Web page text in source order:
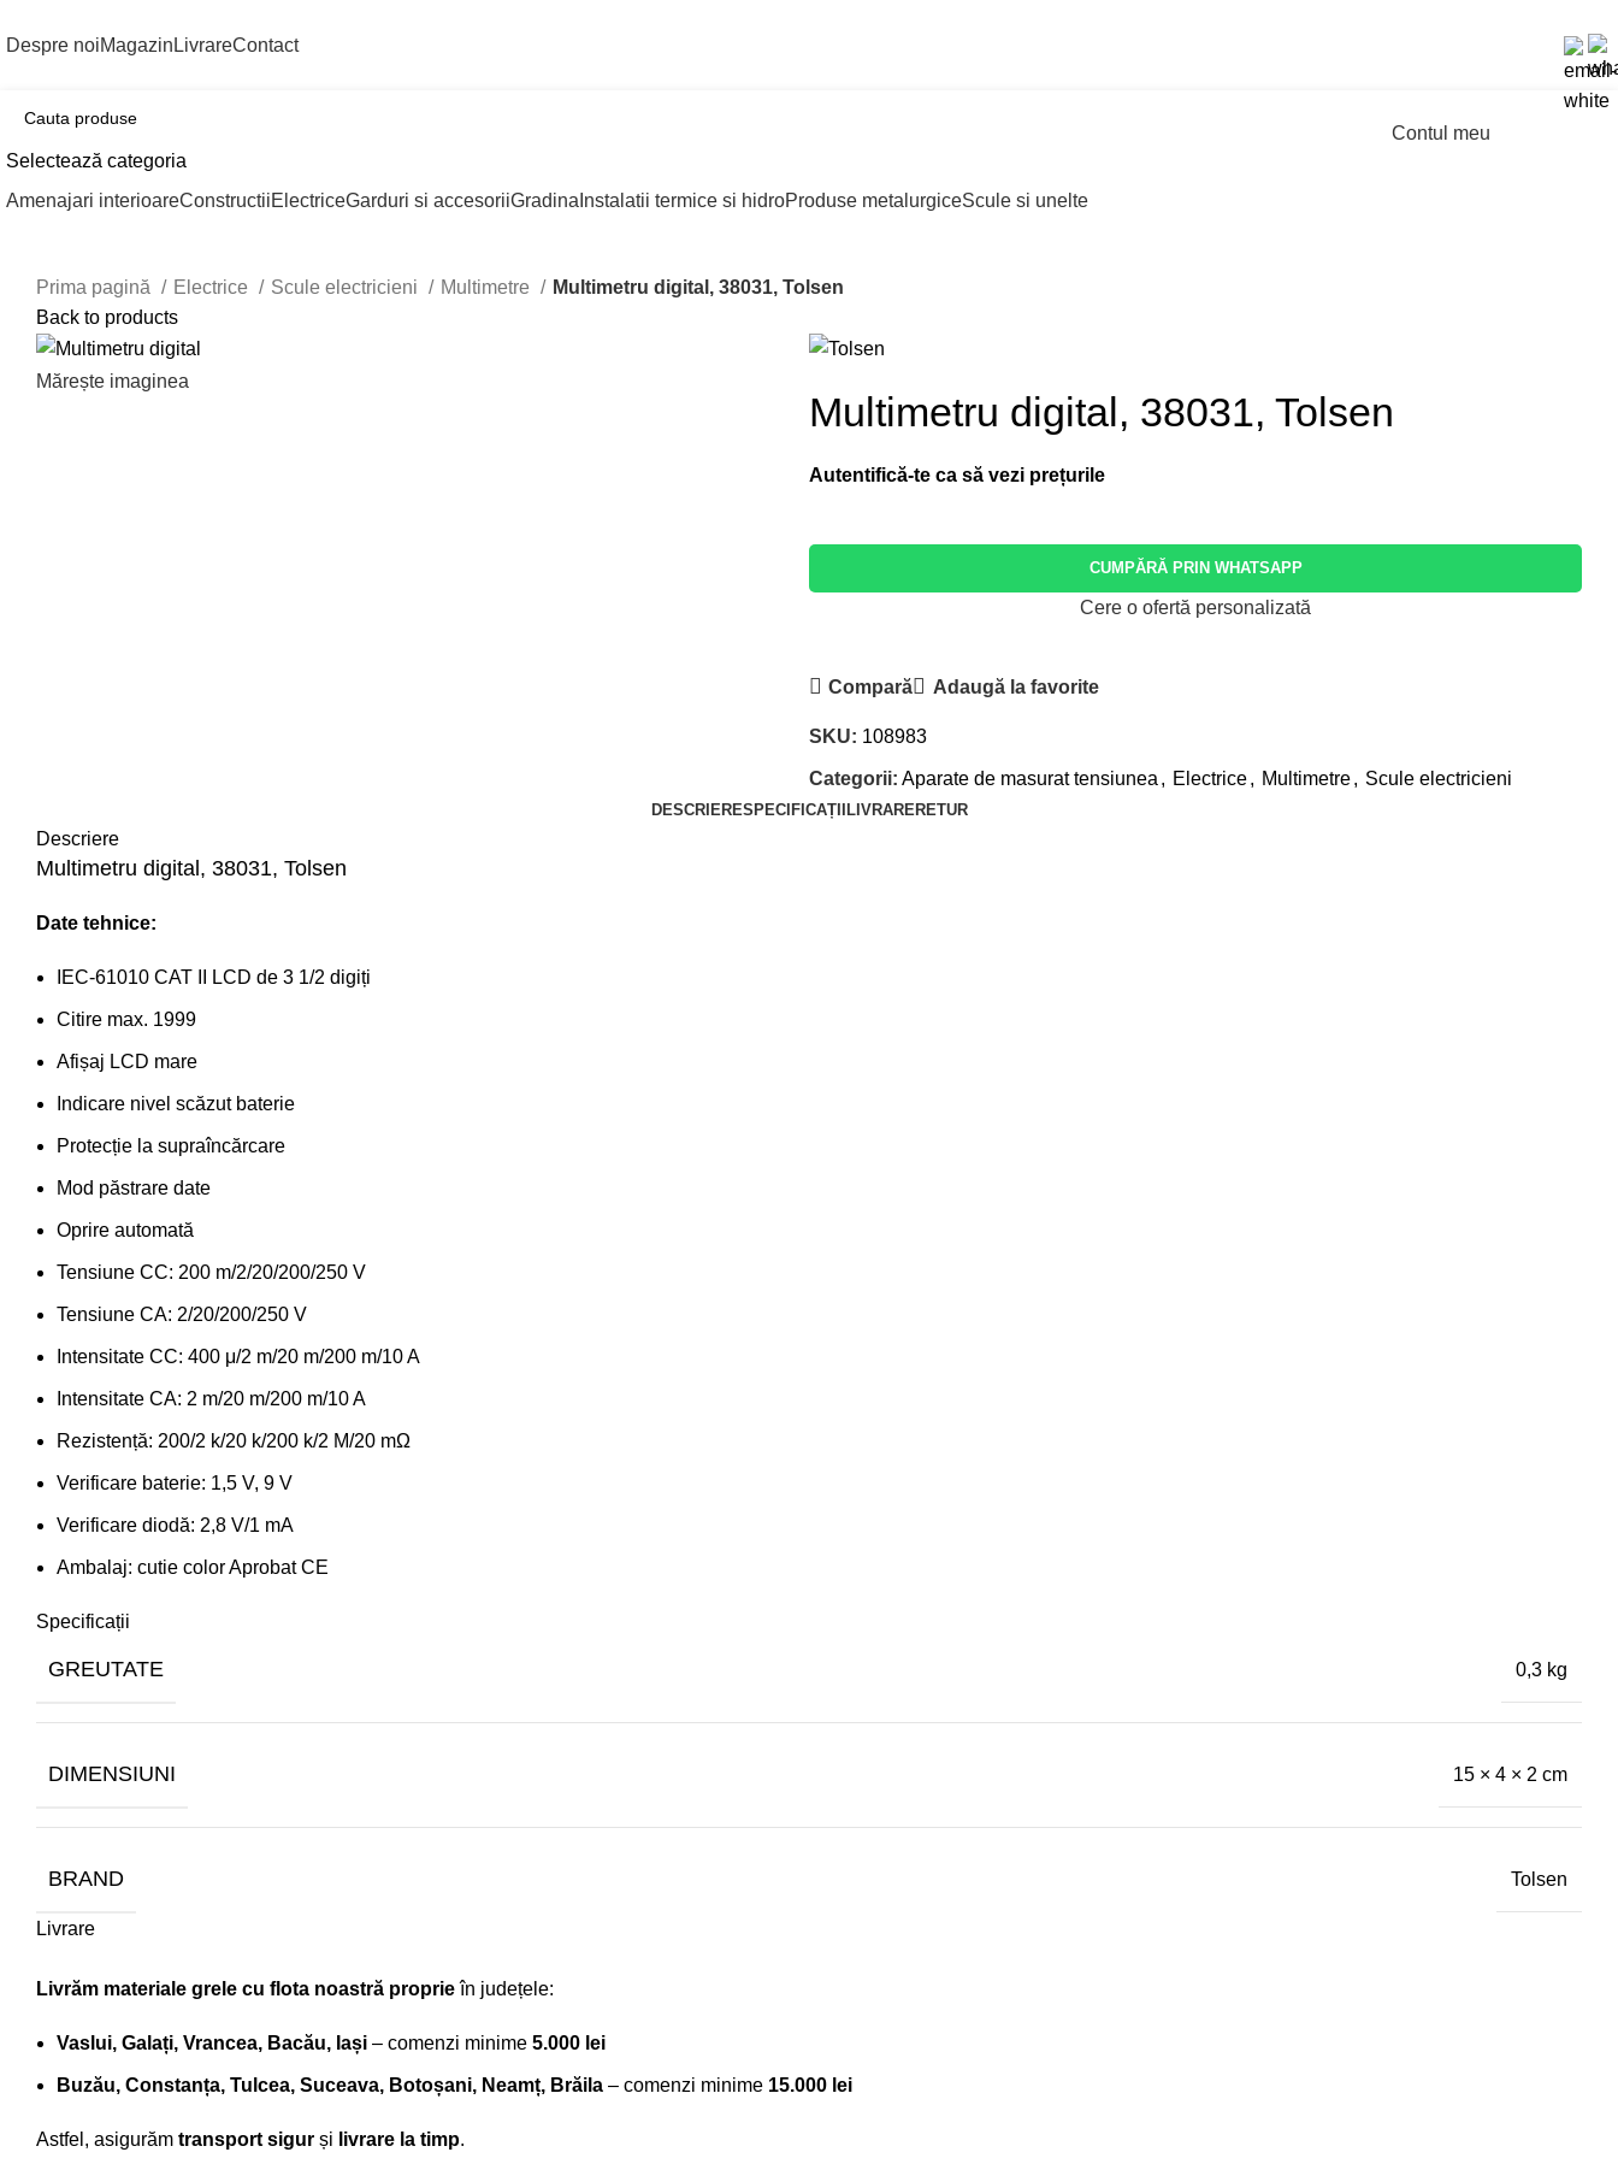
Despre noiMagazin LivrareContact
Selectează categoria
Contul meu
Amenajari interioareConstructiiElectriceGarduri si accesoriiGradina Instalatii termice si hidroProduse metalurgiceScule si unelte
Prima pagină Electrice Scule electricieni Multimetre
Multimetru digital, 38031, Tolsen
Back to products
Mărește imaginea
Multimetru digital, 38031, Tolsen
CUMPĂRĂ PRIN WHATSAPP
Cere o ofertă personalizată
Compară Adaugă la favorite
SKU: 108983
Categorii: Aparate de masurat tensiunea , Electrice, Multimetre, Scule electricieni
DESCRIERESPECIFICAȚII LIVRARERETUR
Descriere
Multimetru digital, 38031, Tolsen
Date tehnice:
IEC-61010 CAT II LCD de 3 1/2 digiți
Citire max. 1999
Afișaj LCD mare
Indicare nivel scăzut baterie
Protecție la supraîncărcare
Mod păstrare date
Oprire automată
Tensiune CC: 200 m/2/20/200/250 V
Tensiune CA: 2/20/200/250 V
Intensitate CC: 400 μ/2 m/20 m/200 m/10 A
Intensitate CA: 2 m/20 m/200 m/10 A
Rezistență: 200/2 k/20 k/200 k/2 M/20 mΩ
Verificare baterie: 1,5 V, 9 V
Verificare diodă: 2,8 V/1 mA
Ambalaj: cutie color Aprobat CE
Specificații
GREUTATE 0,3 kg
DIMENSIUNI 15 × 4 × 2 cm
BRAND Tolsen
Livrare
Livrăm materiale grele cu flota noastră proprieîn județele:
Vaslui, Galați, Vrancea, Bacău, Iași – comenzi minime 5.000 lei
Buzău, Constanța, Tulcea, Suceava, Botoșani, Neamț, Brăila – comenzi minime 15.000 lei
Astfel, asigurăm transport sigur și livrare la timp.